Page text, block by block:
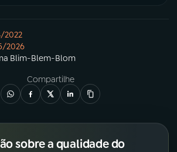
2022
2026
Blim-Blem-Blom
Compartilhe
sobre a qualidade do